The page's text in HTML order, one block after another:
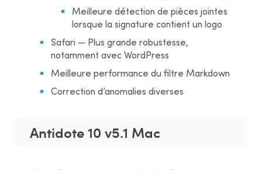
Meilleure détection de pièces jointes
lorsque la signature contient un logo
Safari — Plus grande robustesse,
notamment avec WordPress
Meilleure performance du filtre Markdown
Correction d’anomalies diverses
Antidote 10 v5.1 Mac